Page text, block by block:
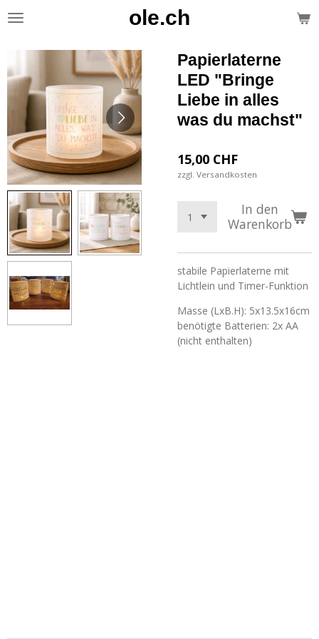
Zum
ole.ch
Papierlaterne
LED "Bringe
Liebe in alles
was du machst"
15,00 CHF
zzgl. Versandkosten
In den
Warenkorb
stabile Papierlaterne mit
Lichtlein und Timer-Funktion
Masse (LxB.H): 5x13.5x16cm
benötigte Batterien: 2x AA
(nicht enthalten)